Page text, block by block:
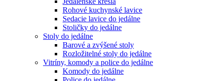
Rohové kuchynské lavice
Sedacie lavice do jedálne
Stoličky do jedálne
Stoly do jedálne
Barové a zvýšené stoly
Rozložitelné stoly do jedálne
Vitríny, komody a police do jedálne
Komody do jedálne